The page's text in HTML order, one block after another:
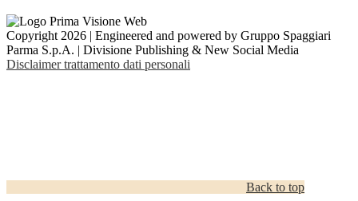
Copyright 2026 | Engineered and powered by Gruppo Spaggiari
Parma S.p.A. | Divisione Publishing & New Social Media
Disclaimer trattamento dati personali
Back to top